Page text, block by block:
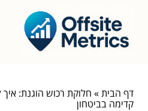
דף הבית» חלוקת רכוש הוגנת:
קדימה בביטחון